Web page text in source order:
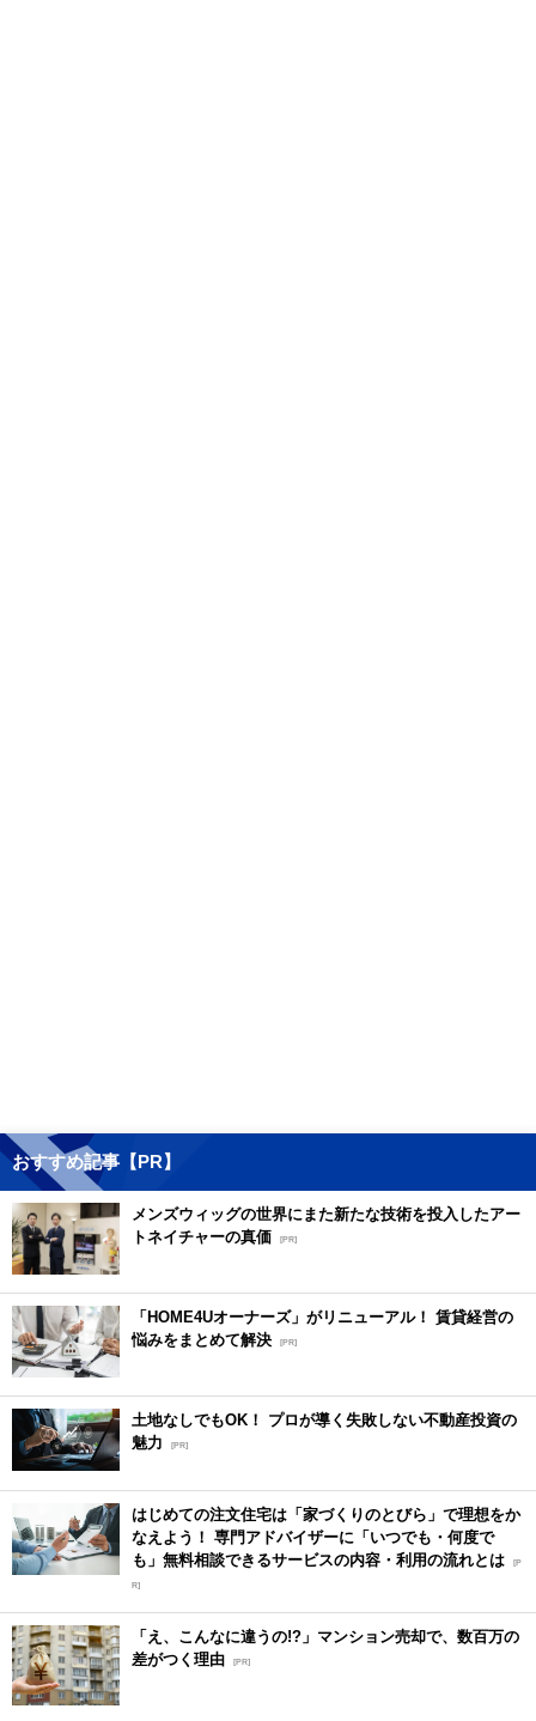
おすすめ記事【PR】
メンズウィッグの世界にまた新たな技術を投入したアー
トネイチャーの真価 [PR]
「HOME4Uオーナーズ」がリニューアル！ 賃貸経営の
悩みをまとめて解決 [PR]
土地なしでもOK！ プロが導く失敗しない不動産投資の
魅力
[PR]
はじめての注文住宅は「家づくりのとびら」で理想をか
なえよう！ 専門アドバイザーに「いつでも・何度で
も」無料相談できるサービスの内容・利用の流れとは [P
R]
「え、こんなに違うの!?」マンション売却で、数百万の
差がつく理由 [PR]